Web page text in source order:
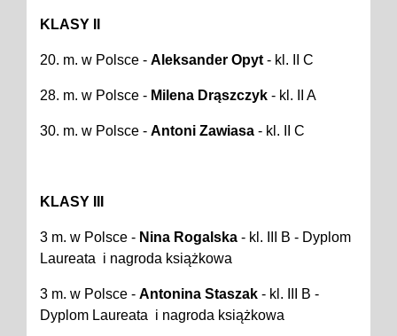
KLASY II
20. m. w Polsce - Aleksander Opyt - kl. II C
28. m. w Polsce - Milena Drąszczyk - kl. II A
30. m. w Polsce - Antoni Zawiasa - kl. II C
KLASY III
3 m. w Polsce - Nina Rogalska - kl. III B - Dyplom
Laureata i nagroda książkowa
3 m. w Polsce - Antonina Staszak - kl. III B -
Dyplom Laureata i nagroda książkowa